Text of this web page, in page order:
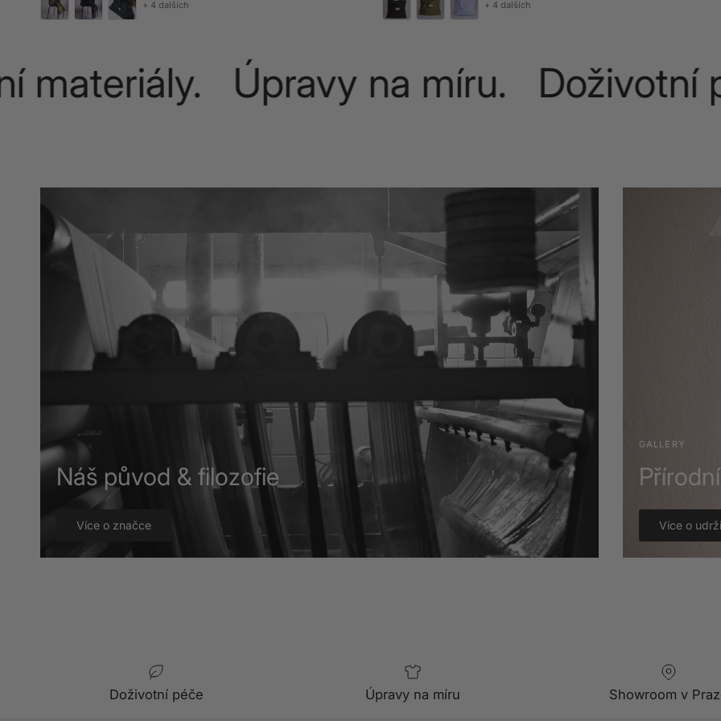
+ 4 dalších + 4 dalších
Úpravy na míru. Doživotní
Náš původ & filozofie
Více o značce
GALLERY
Více o
Doživotní péče Úpravy na míru Showroom v